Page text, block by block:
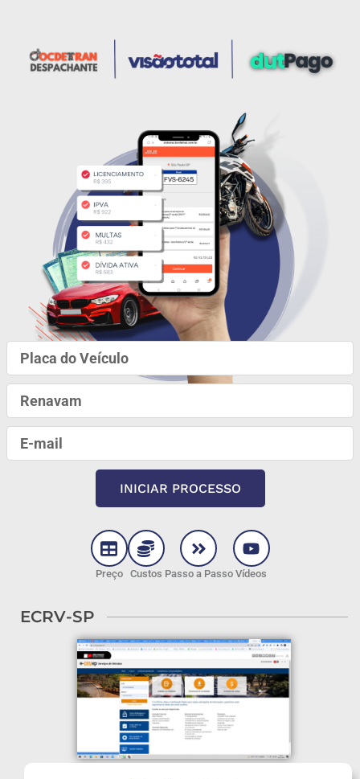
INICIAR PROCESSO
Preço Custos Passo a Passo Vídeos
ECRV-SP